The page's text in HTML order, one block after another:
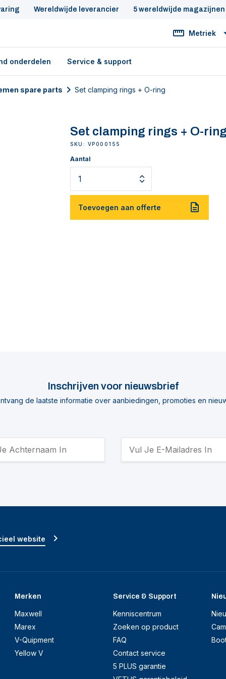
Wereldwijde leverancier 5 wereldwijde magazijnen
Metriek
onderdelen Service & support
spare parts Set clamping rings + O-ring
Set clamping rings + O-ring
SKU: VP000155
Aantal
Toevoegen aan offerte
Inschrijven voor nieuwsbrief
de laatste informatie over aanbiedingen, promoties en
Merken
Maxwell
Marex
V-Quipment
Yellow V
Service & Support
Kenniscentrum
Zoeken op product
FAQ
Contact service
5 PLUS garantie
website